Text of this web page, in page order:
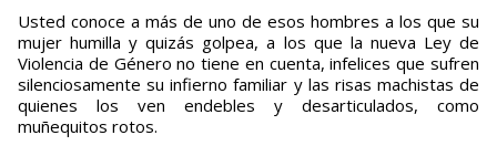
Usted conoce a más de uno de esos hombres a los que su
mujer humilla y quizás golpea, a los que la nueva Ley de
Violencia de Género no tiene en cuenta, infelices que sufren
silenciosamente su infierno familiar y las risas machistas de
quienes los ven endebles y desarticulados, como
muñequitos rotos.